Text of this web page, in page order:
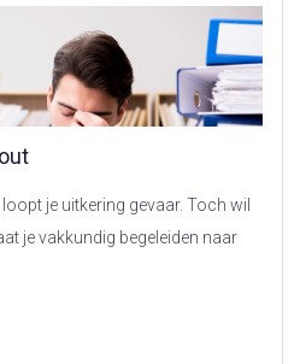
je uitkering gevaar. Toch wil
je vakkundig begeleiden naar